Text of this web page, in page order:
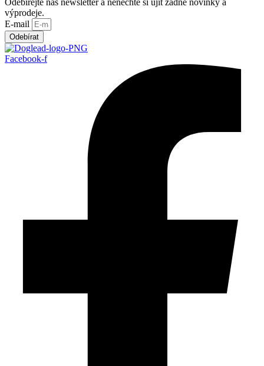
Odebírejte náš newsletter a nenechte si ujít žádné novinky a
výprodeje.
E-mail
Odebírat
Facebook-f